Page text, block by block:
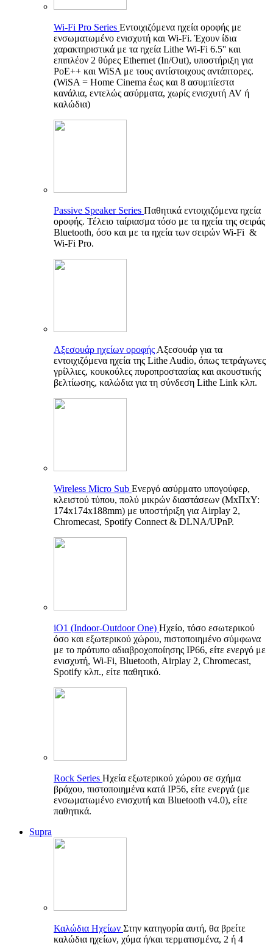
Wi-Fi Pro Series Εντοιχιζόμενα ηχεία οροφής με
ενσωματωμένο ενισχυτή και Wi-Fi. Έχουν ίδια
χαρακτηριστικά με τα ηχεία Lithe Wi-Fi 6.5'' και
επιπλέον 2 θύρες Ethernet (In/Out), υποστήριξη για
PoE++ και WiSA με τους αντίστοιχους αντάπτορες.
(WiSA = Home Cinema έως και 8 ασυμπίεστα
κανάλια, εντελώς ασύρματα, χωρίς ενισχυτή AV ή
καλώδια)
Passive Speaker Series Παθητικά εντοιχιζόμενα ηχεία
οροφής. Τέλειο ταίριασμα τόσο με τα ηχεία της σειράς
Bluetooth, όσο και με τα ηχεία των σειρών Wi-Fi &
Wi-Fi Pro.
Αξεσουάρ ηχείων οροφής Αξεσουάρ για τα
εντοιχιζόμενα ηχεία της Lithe Audio, όπως τετράγωνες
γρίλλιες, κουκούλες πυροπροστασίας και ακουστικής
βελτίωσης, καλώδια για τη σύνδεση Lithe Link κλπ.
Wireless Micro Sub Ενεργό ασύρματο υπογούφερ,
κλειστού τύπου, πολύ μικρών διαστάσεων (ΜxΠxΥ:
174x174x188mm) με υποστήριξη για Airplay 2,
Chromecast, Spotify Connect & DLNA/UPnP.
iO1 (Indoor-Outdoor One) Ηχείο, τόσο εσωτερικού
όσο και εξωτερικού χώρου, πιστοποιημένο σύμφωνα
με το πρότυπο αδιαβροχοποίησης IP66, είτε ενεργό με
ενισχυτή, Wi-Fi, Bluetooth, Airplay 2, Chromecast,
Spotify κλπ., είτε παθητικό.
Rock Series Ηχεία εξωτερικού χώρου σε σχήμα
βράχου, πιστοποιημένα κατά IP56, είτε ενεργά (με
ενσωματωμένο ενισχυτή και Bluetooth v4.0), είτε
παθητικά.
Supra
Καλώδια Ηχείων Στην κατηγορία αυτή, θα βρείτε
καλώδια ηχείων, χύμα ή/και τερματισμένα, 2 ή 4